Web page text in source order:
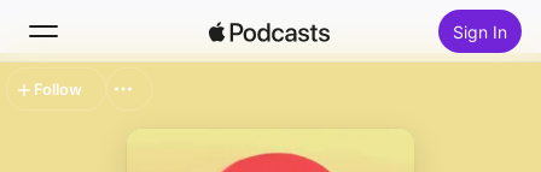
Sign In
Follow